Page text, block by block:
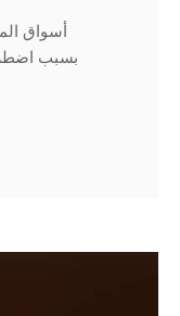
أسواق
بسبب